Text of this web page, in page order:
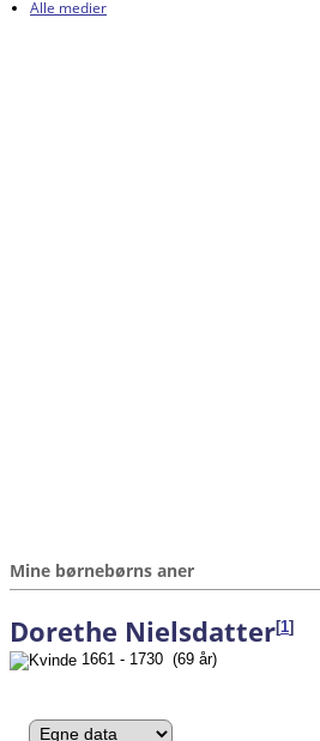
Alle medier
Mine børnebørns aner
Dorethe Nielsdatter[1]
1661 - 1730 (69 år)